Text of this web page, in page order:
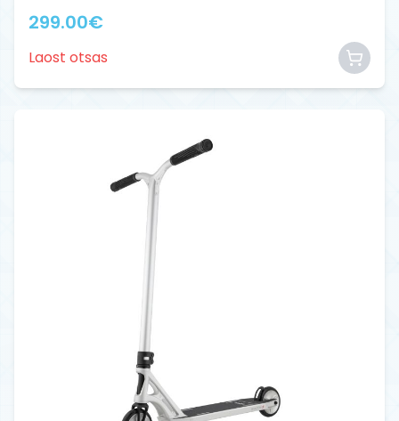
299.00€
Laost otsas